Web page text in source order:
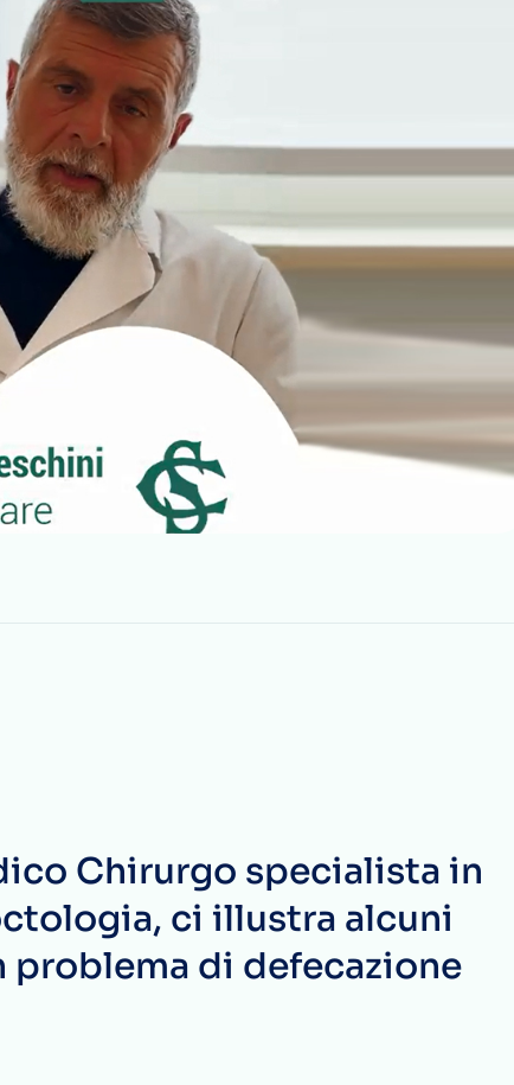
Chirurgo specialista in
ci illustra alcuni
problema di defecazione